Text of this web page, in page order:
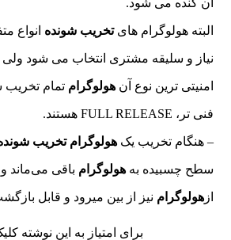
آن کنده می شود.
البته هولوگرام هایتخریب شونده انواع
نیاز و سلیقه مشتری انتخاب می شود
امنیتی ترین نوع آنهولوگرام تمام تخریب
فنی تر، FULL RELEASE هستند.
– هنگام تخریب یکهولوگرام تخریب
سطح چسبیده بههولوگرام باقی می‌ماند
ازهولوگرام نیز از بین میرود و قابل
برای امتیاز به این نوشته